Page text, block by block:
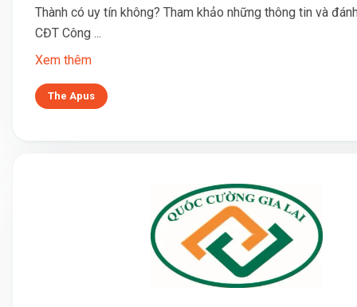
Thành có uy tín không? Tham khảo những thông tin và
CĐT Công ...
Xem thêm
The Apus